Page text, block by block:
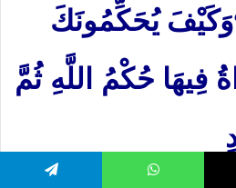
وَكَيْفَ يُحَكِّمُونَكَ
فِيهَا حُكْمُ اللَّهِ ثُمَّ